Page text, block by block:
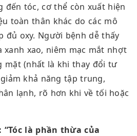
đến tóc, cơ thể còn xuất hiện
toàn thân khác do các mô
đủ oxy. Người bệnh dễthấy
xanh xao, niêm mạc mắt nhợt
mặt (nhất là khi thay đổi tư
khả năng tập trung,
lạnh, rõ hơn khi về tối hoặc
là phần thừa của